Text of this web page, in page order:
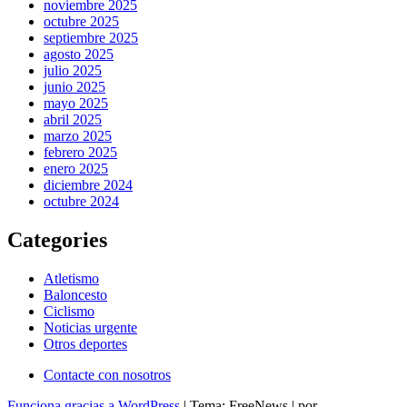
noviembre 2025
octubre 2025
septiembre 2025
agosto 2025
julio 2025
junio 2025
mayo 2025
abril 2025
marzo 2025
febrero 2025
enero 2025
diciembre 2024
octubre 2024
Categories
Atletismo
Baloncesto
Ciclismo
Noticias urgente
Otros deportes
Contacte con nosotros